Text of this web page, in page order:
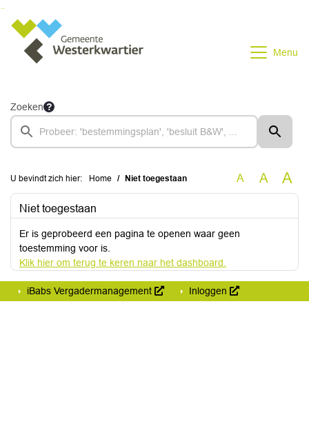
Menu
Zoeken
U bevindt zich hier: Home Niet toegestaan A A A
Niet toegestaan
Er is geprobeerd een pagina te openen waar geen
toestemming voor is.
Klik hier om terug te keren naar het dashboard.
iBabs Vergadermanagement Inloggen